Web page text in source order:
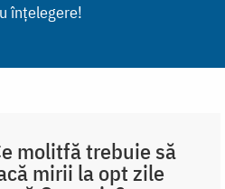
înțelegere!
molitfă trebuie să
mirii la opt zile